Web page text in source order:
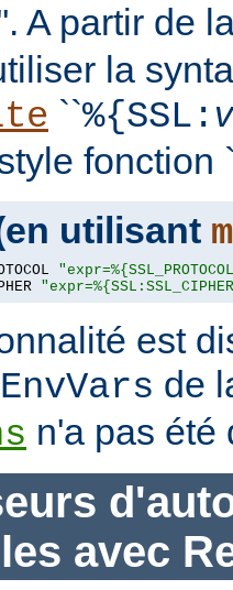
A partir de
la
``%{SSL:
fonction
utilisant
est
de
n'a pas été
avec